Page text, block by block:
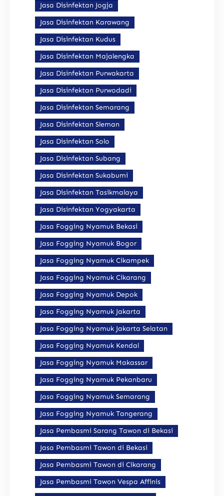
Jasa Disinfektan Jogja
Jasa Disinfektan Karawang
Jasa Disinfektan Kudus
Jasa Disinfektan Majalengka
Jasa Disinfektan Purwakarta
Jasa Disinfektan Purwodadi
Jasa Disinfektan Semarang
Jasa Disinfektan Sleman
Jasa Disinfektan Solo
Jasa Disinfektan Subang
Jasa Disinfektan Sukabumi
Jasa Disinfektan Tasikmalaya
Jasa Disinfektan Yogyakarta
Jasa Fogging Nyamuk Bekasi
Jasa Fogging Nyamuk Bogor
Jasa Fogging Nyamuk Cikampek
Jasa Fogging Nyamuk Cikarang
Jasa Fogging Nyamuk Depok
Jasa Fogging Nyamuk Jakarta
Jasa Fogging Nyamuk Jakarta Selatan
Jasa Fogging Nyamuk Kendal
Jasa Fogging Nyamuk Makassar
Jasa Fogging Nyamuk Pekanbaru
Jasa Fogging Nyamuk Semarang
Jasa Fogging Nyamuk Tangerang
Jasa Pembasmi Sarang Tawon di Bekasi
Jasa Pembasmi Tawon di Bekasi
Jasa Pembasmi Tawon di Cikarang
Jasa Pembasmi Tawon Vespa Affinis